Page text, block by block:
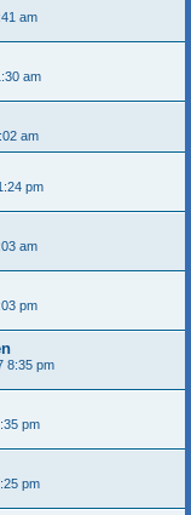
am
am
am
pm
am
pm
8:35 pm
pm
pm